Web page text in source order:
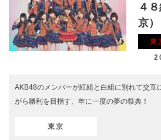
４
京）
東
AKB48のメンバーが紅組と白組に別れて交互
がら勝利を目指す、年に一度の夢の祭典！
東京